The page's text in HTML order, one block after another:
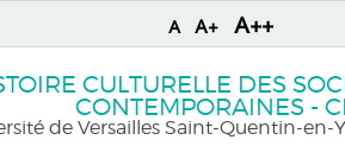
A A+ A++
CULTURELLE DES
CONTEMPORAINES -
de Versailles Saint-Quentin-en-